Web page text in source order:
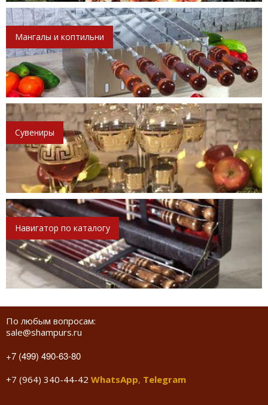
Мангалы и коптильни
Сувениры
Навигатор по каталогу
По любым вопросам:
sale@shampurs.ru
+7 (499) 490-63-80
+7 (964) 340-44-42 WhatsApp, Telegram